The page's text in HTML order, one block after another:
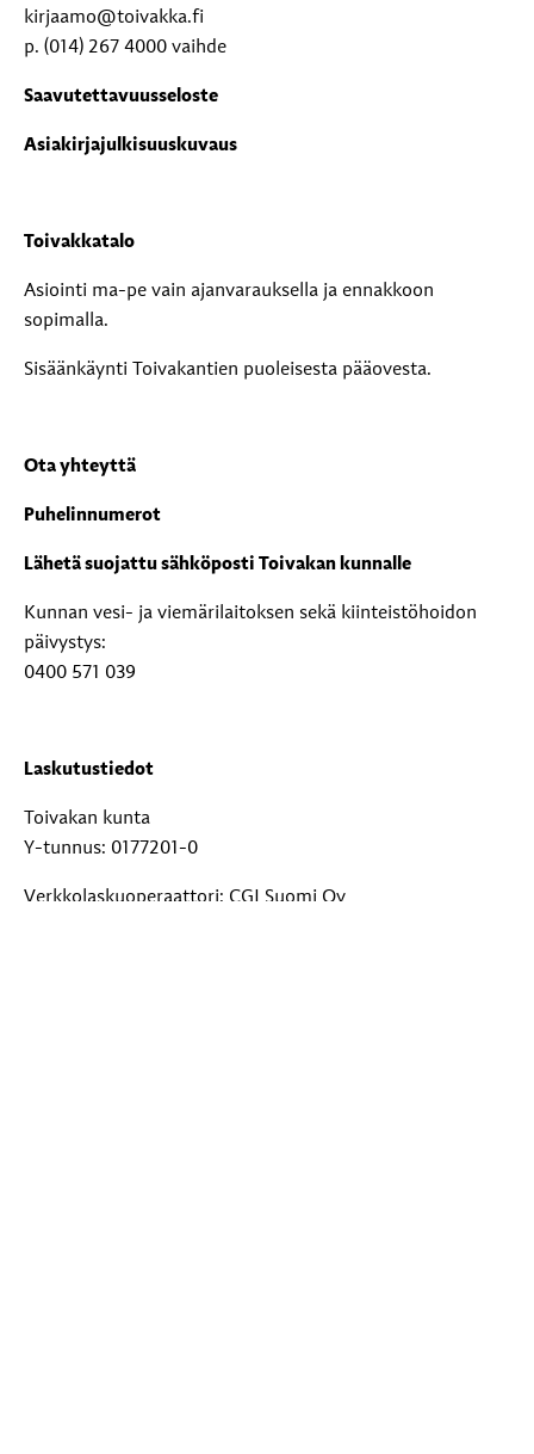
kirjaamo@toivakka.fi
p. (014) 267 4000 vaihde
Saavutettavuusseloste
Asiakirjajulkisuuskuvaus
Toivakkatalo
Asiointi ma-pe vain ajanvarauksella ja ennakkoon
sopimalla.
Sisäänkäynti Toivakantien puoleisesta pääovesta.
Ota yhteyttä
Puhelinnumerot
Lähetä suojattu sähköposti Toivakan kunnalle
Kunnan vesi- ja viemärilaitoksen sekä kiinteistöhoidon
päivystys:
0400 571 039
Laskutustiedot
Toivakan kunta
Y-tunnus: 0177201-0
Verkkolaskuoperaattori: CGI Suomi Oy